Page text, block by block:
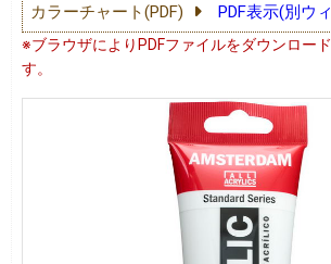
カラーチャート(PDF) PDF表示(別ウ
※ブラウザによりPDFファイルをダウンロー
す。